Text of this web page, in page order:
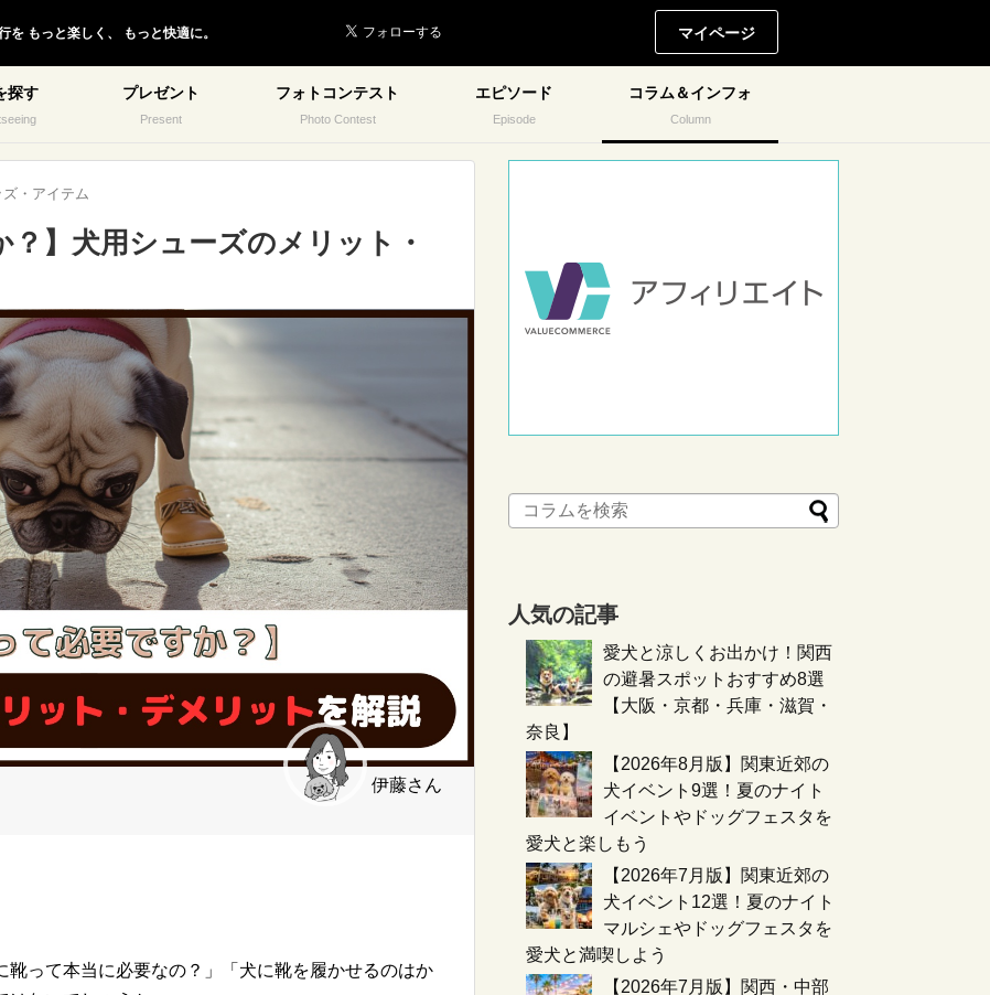
を もっと楽しく、 もっと快適に。 マイページ
探す プレゼント
Present
フォトコンテスト
Photo Contest
エピソード
Episode
コラム＆インフォ
Column
ズ・アイテム
？】犬用シューズのメリット・
伊藤さん
って本当に必要なの？」「犬に靴を履かせるのはか
人気の記事
愛犬と涼しくお出かけ！関西
の避暑スポットおすすめ8選
【大阪・京都・兵庫・滋賀・
奈良】
【2026年8月版】関東近郊の
犬イベント9選！夏のナイト
イベントやドッグフェスタを
愛犬と楽しもう
【2026年7月版】関東近郊の
犬イベント12選！夏のナイト
マルシェやドッグフェスタを
愛犬と満喫しよう
【2026年7月版】関西・中部